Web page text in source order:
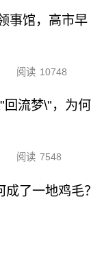
事馆，高市早
阅读 10748
回流梦\"，为何
阅读 7548
了一地鸡毛？